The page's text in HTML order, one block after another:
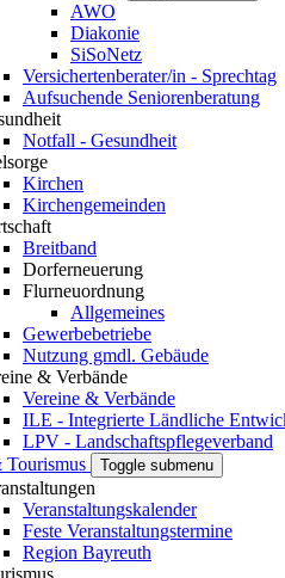
AWO
Diakonie
SiSoNetz
Versichertenberater/in - Sprechtag
Aufsuchende Seniorenberatung
Notfall - Gesundheit
Kirchen
Kirchengemeinden
Breitband
Dorferneuerung
Flurneuordnung
Allgemeines
Gewerbebetriebe
Nutzung gmdl. Gebäude
& Verbände
Vereine & Verbände
ILE - Integrierte Ländliche
LPV - Landschaftspflegeverband
Tourismus
Toggle submenu
Veranstaltungskalender
Feste Veranstaltungstermine
Region Bayreuth